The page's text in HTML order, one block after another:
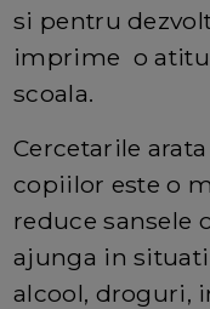
si pentru
imprime o
scoala.
Cercetarile
copiilor este o
reduce sansele
ajunga in
alcool, droguri,